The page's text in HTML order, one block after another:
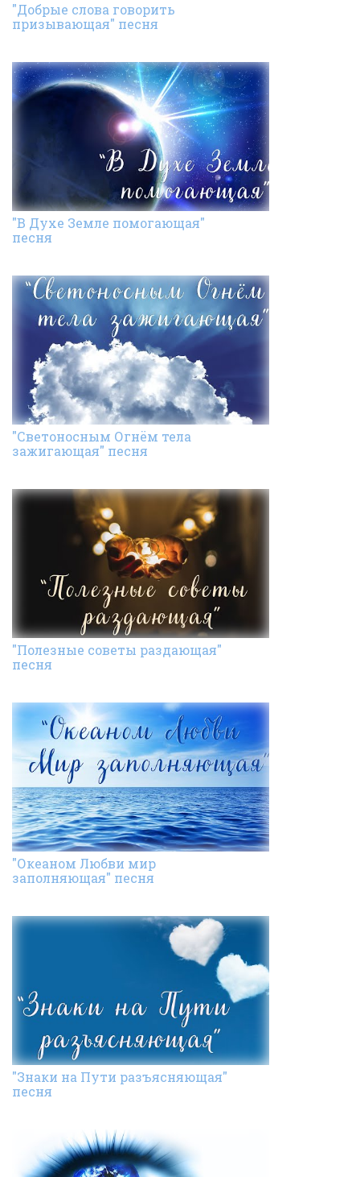
"Добрые слова говорить
призывающая" песня
"В Духе Земле помогающая"
песня
"Светоносным Огнём тела
зажигающая" песня
"Полезные советы раздающая"
песня
"Океаном Любви мир
заполняющая" песня
"Знаки на Пути разъясняющая"
песня